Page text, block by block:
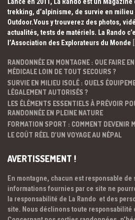
Lancé en 2011, La Rando est un
trekking, d’alpinisme, de survie en
Outdoor.Vous y trouverez des photos,
actualités, tests de matériels. La Rando
l’Association des Explorateurs du Monde
RANDONNÉE EN MONTAGNE : QUE FAIRE
MÉDICALE LOIN DE TOUT SECOURS ?
SURVIE EN MILIEU ISOLÉ : QUELS
LÉGALEMENT AUTORISÉS ?
LES ÉLÉMENTS ESSENTIELS À PRÉVOIR
RANDONNÉE EN PLEINE NATURE
FORMATION SPORT : COMMENT DEVENIR
LE COÛT RÉEL D’UN VOYAGE AU NÉPAL
AVERTISSEMENT !
En montagne, chacun est responsable de
informations fournies par ce site ne
la responsabilité de La Rando et des
site. Nous déclinons toute responsabilité